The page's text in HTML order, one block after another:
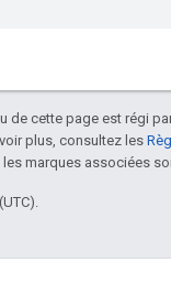
de cette page est régi
plus, consultez les
les marques associées